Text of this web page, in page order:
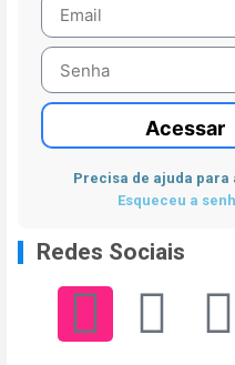
Acessar
Precisa de ajuda para
Esqueceu a
Redes Sociais